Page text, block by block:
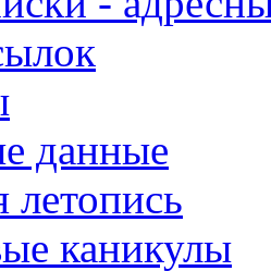
данные
летопись
каникулы